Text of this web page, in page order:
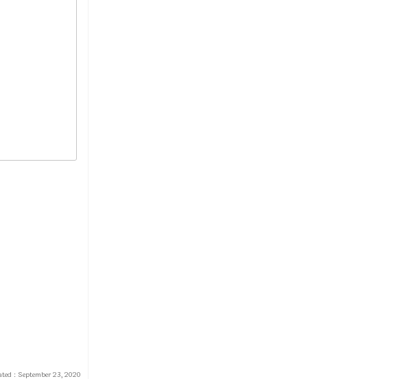
: September 23, 2020